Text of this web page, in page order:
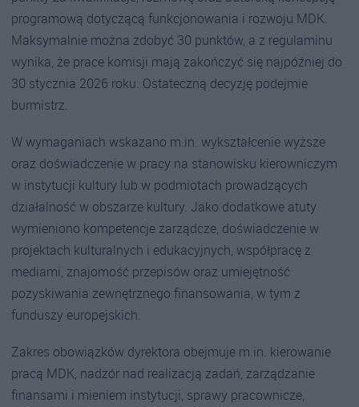
programową dotyczącą funkcjonowania i rozwoju MDK.
Maksymalnie można zdobyć 30 punktów, a z regulaminu
wynika, że prace komisji mają zakończyć się najpóźniej do
30 stycznia 2026 roku. Ostateczną decyzję podejmie
burmistrz.
W wymaganiach wskazano m.in. wykształcenie wyższe
oraz doświadczenie w pracy na stanowisku kierowniczym
w instytucji kultury lub w podmiotach prowadzących
działalność w obszarze kultury. Jako dodatkowe atuty
wymieniono kompetencje zarządcze, doświadczenie w
projektach kulturalnych i edukacyjnych, współpracę z
mediami, znajomość przepisów oraz umiejętność
pozyskiwania zewnętrznego finansowania, w tym z
funduszy europejskich.
Zakres obowiązków dyrektora obejmuje m.in. kierowanie
pracą MDK, nadzór nad realizacją zadań, zarządzanie
finansami i mieniem instytucji, sprawy pracownicze,